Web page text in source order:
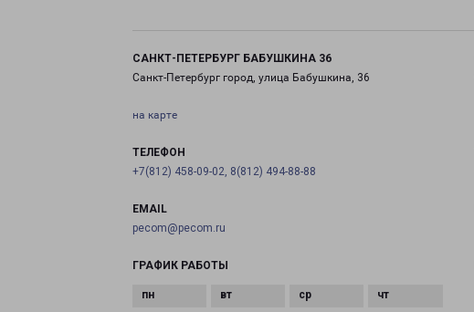
САНКТ-ПЕТЕРБУРГ БАБУШКИНА 36
Санкт-Петербург город, улица Бабушкина, 36
на карте
ТЕЛЕФОН
+7(812) 458-09-02, 8(812) 494-88-88
EMAIL
pecom@pecom.ru
ГРАФИК РАБОТЫ